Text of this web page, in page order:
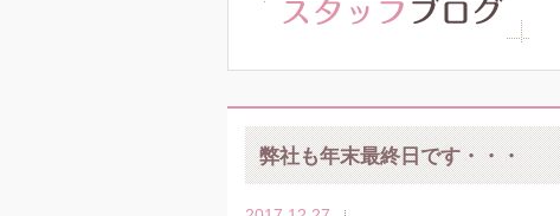
弊社も年末最終日です・・・